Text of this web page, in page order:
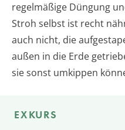
regelmäßige Düngung
Stroh selbst ist recht
auch nicht, die
außen in die Erde
sie sonst umkippen
EXKURS